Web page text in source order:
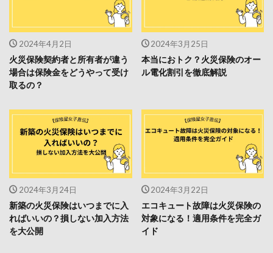
2024年4月2日
火災保険契約者と所有者が違う
場合は保険金をどうやって受け
取るの？
2024年3月25日
本当におトク？火災保険のオー
ル電化割引を徹底解説
2024年3月24日
新築の火災保険はいつまでに入
ればいいの？損しない加入方法
を大公開
2024年3月22日
エコキュート故障は火災保険の
対象になる！適用条件を完全ガ
イド